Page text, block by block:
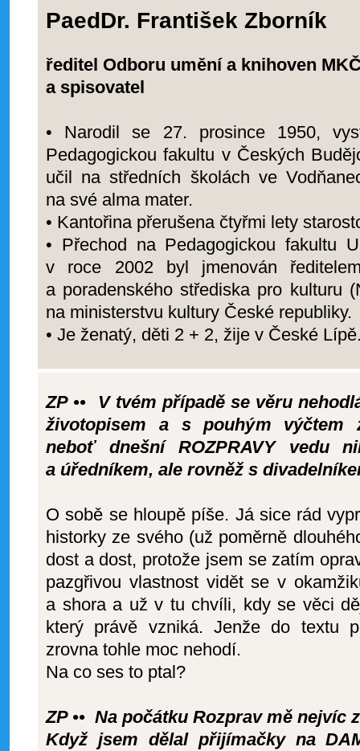
PaedDr. František Zborník
ředitel Odboru umění a knihoven
a spisovatel
• Narodil se 27. prosince 1950,
Pedagogickou fakultu v Českých
učil na středních školách ve
na své alma mater.
• Kantořina přerušena čtyřmi lety
• Přechod na Pedagogickou fakultu
v roce 2002 byl jmenován
a poradenského střediska pro kulturu
na ministerstvu kultury České republiky.
• Je ženatý, děti 2 + 2, žije v České
ZP •• V tvém případě se věru
životopisem a s pouhým výčtem
neboť dnešní ROZPRAVY vedu
a úředníkem, ale rovněž s
O sobě se hloupě píše. Já sice rád
historky ze svého (už poměrně
dost a dost, protože jsem se zatím
pazgřivou vlastnost vidět se v
a shora a už v tu chvíli, kdy se věci
který právě vzniká. Jenže do textu
zrovna tohle moc nehodí.
Na co ses to ptal?
ZP •• Na počátku Rozprav mě nejvíc
Když jsem dělal přijímačky na